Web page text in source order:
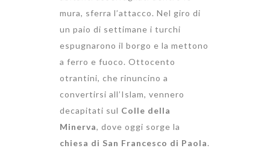
mura, sferra l’attacco. Nel giro di
un paio di settimane i turchi
espugnarono il borgo e la mettono
a ferro e fuoco. Ottocento
otrantini, che rinuncino a
convertirsi all’Islam, vennero
decapitati sul Colle della
Minerva, dove oggi sorge la
chiesa di San Francesco di Paola.